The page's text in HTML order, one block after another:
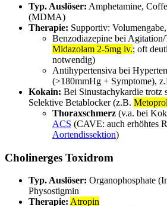
Typ. Auslöser: Amphetamine,
(MDMA)
Therapie: Supportiv:
Benzodiazepine bei
Midazolam 2-5mg iv.; oft
notwendig)
Antihypertensiva bei
(>180mmHg + Symptome),
Kokain: Bei Sinustachykardie trotz
Selektive Betablocker (z.B.
Thoraxschmerz (v.a. bei
ACS (CAVE: auch erhöhtes
Aortendissektion)
Cholinerges Toxidrom
Typ. Auslöser: Organophosphate
Physostigmin
Therapie: Atropin